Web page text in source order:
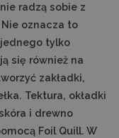
radzą sobie z
oznacza to
tylko
się również na
zakładki,
Tektura, okładki
i drewno
Foil Quill. W